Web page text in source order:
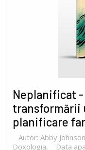
Neplanificat -
transformării
planificare
Autor: Abby
Doxologia, Data